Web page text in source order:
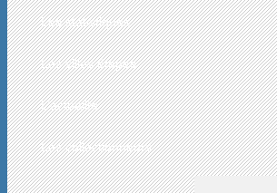
Les statistiques
Les villes étapes
L’actualité
Les collectionneurs